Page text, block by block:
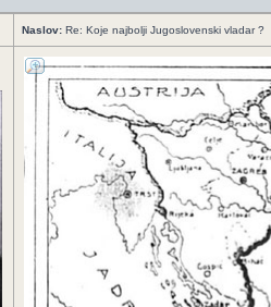
Naslov: Re: Koje najbolji Jugoslovenski vladar ?